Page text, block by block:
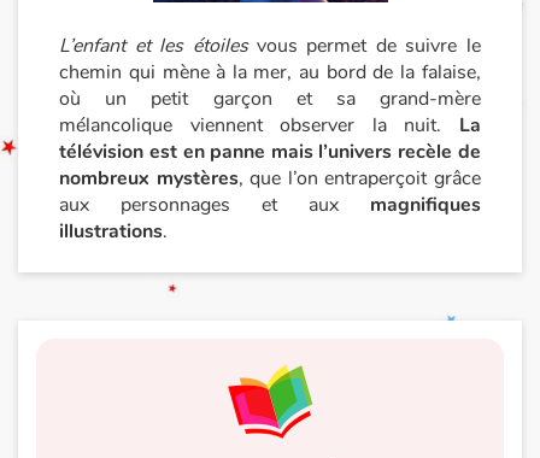
L’enfant et les étoilesvous permet de suivre le
chemin qui mène à la mer, au bord de la falaise,
où un petit garçon et sa grand-mère
mélancolique viennent observer la nuit. La
télévision est en panne mais l’univers recèle de
nombreux mystères, que l’on entraperçoit grâce
aux personnages et aux magnifiques
illustrations.